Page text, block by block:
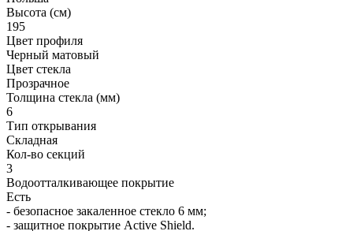
Высота (см)
195
Цвет профиля
Черный матовый
Цвет стекла
Прозрачное
Толщина стекла (мм)
6
Тип открывания
Складная
Кол-во секций
3
Водоотталкивающее покрытие
Есть
- безопасное закаленное стекло 6 мм;
- защитное покрытие Active Shield.